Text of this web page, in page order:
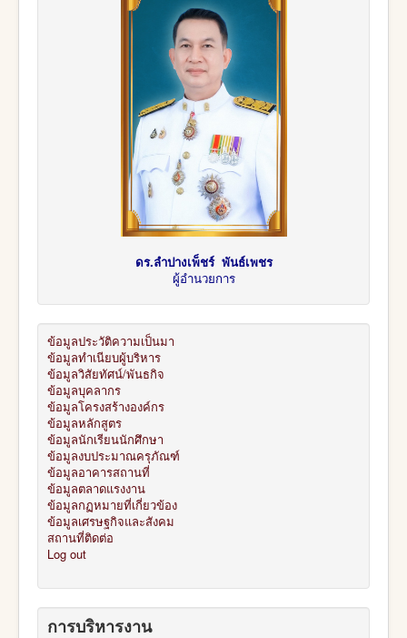
ดร.ลำปางเพ็ชร์ พันธ์เพชร
ผู้อำนวยการ
ข้อมูลประวัติความเป็นมา
ข้อมูลทำเนียบผู้บริหาร
ข้อมูลวิสัยทัศน์/พันธกิจ
ข้อมูลบุคลากร
ข้อมูลโครงสร้างองค์กร
ข้อมูลหลักสูตร
ข้อมูลนักเรียนนักศึกษา
ข้อมูลงบประมาณครุภัณฑ์
ข้อมูลอาคารสถานที่
ข้อมูลตลาดแรงงาน
ข้อมูลกฏหมายที่เกี่ยวข้อง
ข้อมูลเศรษฐกิจและสังคม
สถานที่ติดต่อ
Log out
การบริหารงาน